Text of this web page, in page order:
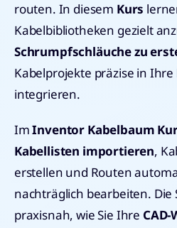
routen. In diesem Kurs
Kabelbibliotheken gezielt
Schrumpfschläuche zu
Kabelprojekte präzise in
integrieren.
ImInventor Kabelbaum
Kabellisten importieren,
erstellen und Routen
nachträglich bearbeiten. Die
praxisnah, wie Sie Ihre